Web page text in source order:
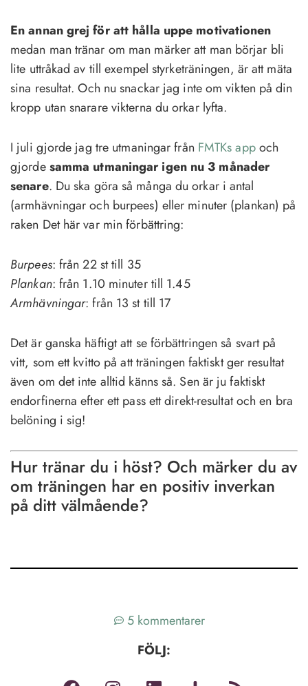
En annan grej för att hålla uppe motivationen
medan man tränar om man märker att man börjar bli
lite uttråkad av till exempel styrketräningen, är att mäta
sina resultat. Och nu snackar jag inte om vikten på din
kropp utan snarare vikterna du orkar lyfta.
I juli gjorde jag tre utmaningar från FMTKs appoch
gjordesamma utmaningar igen nu 3 månader
senare. Du ska göra så många du orkar i antal
(armhävningar och burpees) eller minuter (plankan) på
raken Det här var min förbättring:
Burpees: från 22 st till 35
Plankan: från 1.10 minuter till 1.45
Armhävningar: från 13 st till 17
Det är ganska häftigt att se förbättringen så svart på
vitt, som ett kvitto på att träningen faktiskt ger resultat
även om det inte alltid känns så. Sen är ju faktiskt
endorfinerna efter ett pass ett direkt-resultat och en bra
belöning i sig!
Hur tränar du i höst? Och märker du av
om träningen har en positiv inverkan
på ditt välmående?
5 kommentarer
FÖLJ: